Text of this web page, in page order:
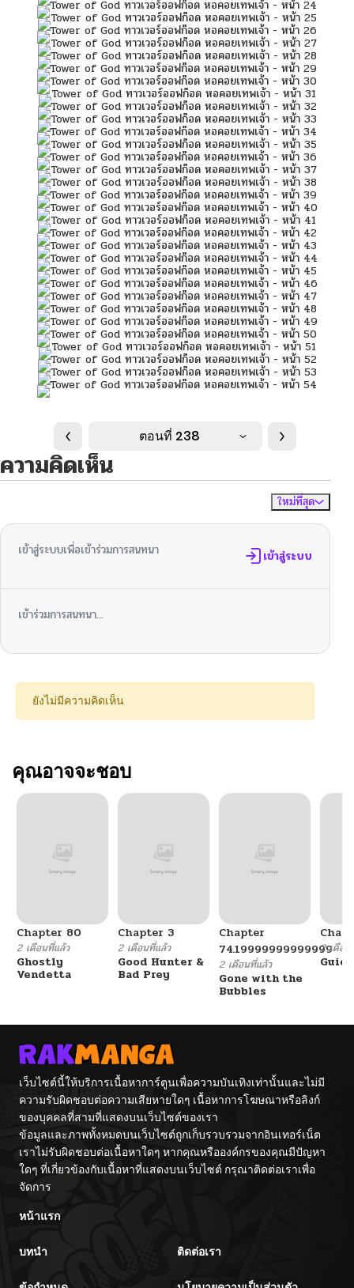
ตอนที่ 238
ความคิดเห็น
ใหม่ที่สุด
เข้าสู่ระบบเพื่อเข้าร่วมการสนทนา เข้าสู่ระบบ
เข้าร่วมการสนทนา...
ยังไม่มีความคิดเห็น
คุณอาจจะชอบ
Chapter 80
2 เดือนที่แล้ว
Ghostly
Vendetta
Chapter 3
2 เดือนที่แล้ว
Good Hunter &
Bad Prey
Chapter
74.19999999999999
2 เดือนที่แล้ว
Gone with the
Bubbles
2 เดือน
เว็บไซต์นี้ให้บริการเนื้อหาการ์ตูนเพื่อความบันเทิงเท่านั้นและไม่มี
ความรับผิดชอบต่อความเสียหายใดๆ เนื้อหาการโฆษณาหรือลิงก์
ของบุคคลที่สามที่แสดงบนเว็บไซต์ของเรา
ข้อมูลและภาพทั้งหมดบนเว็บไซต์ถูกเก็บรวบรวมจากอินเทอร์เน็ต
เราไม่รับผิดชอบต่อเนื้อหาใดๆ หากคุณหรือองค์กรของคุณมีปัญหา
ใดๆ ที่เกี่ยวข้องกับเนื้อหาที่แสดงบนเว็บไซต์ กรุณาติดต่อเราเพื่อ
จัดการ
หน้าแรก
บทนำ ติดต่อเรา